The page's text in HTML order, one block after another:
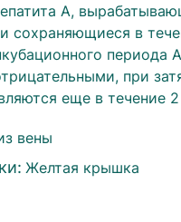
А,
сохраняющиеся в
периода
при
еще в течение 2
вены
Желтая крышка